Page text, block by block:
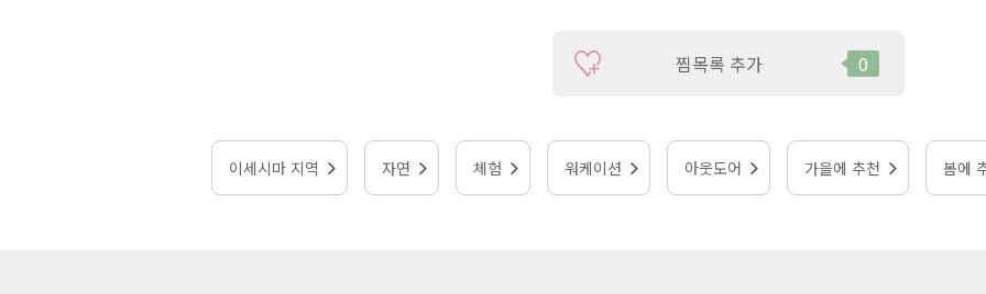
찜목록 추가 0
이세시마 지역 자연 체험 워케이션 아웃도어 가을에 추천 봄에